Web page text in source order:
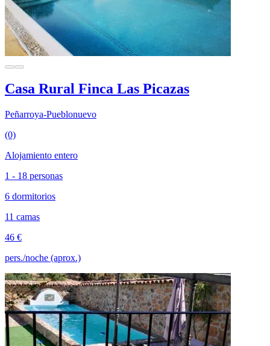
Casa Rural Finca Las Picazas
Peñarroya-Pueblonuevo
(0)
Alojamiento entero
1 - 18 personas
6 dormitorios
11 camas
46 €
pers./noche (aprox.)